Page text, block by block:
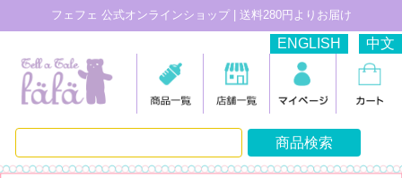
フェフェ 公式オンラインショップ | 送料280円よりお届け
ENGLISH 中文